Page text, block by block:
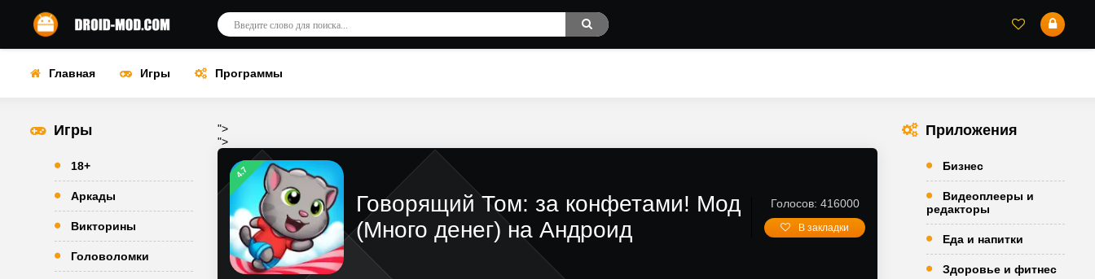
Главная Игры Программы
Игры
18+
Аркады
Викторины
Головоломки
">
">
4.7
Говорящий Том: за конфетами! Мод
(Много денег) на Андроид
Голосов: 416000
В закладки
Приложения
Бизнес
Видеоплееры и
редакторы
Еда и напитки
Здоровье и фитнес